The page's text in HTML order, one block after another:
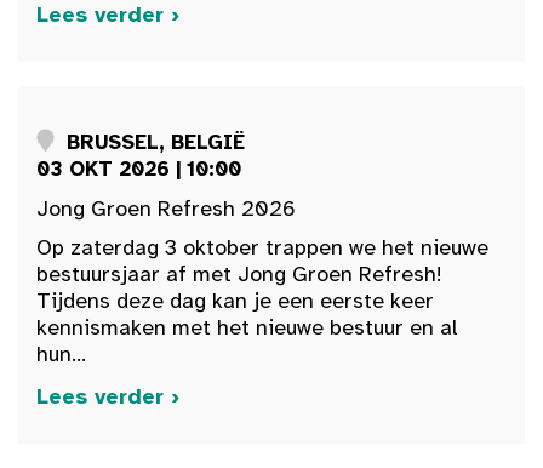
Lees verder ›
BRUSSEL, BELGIË
03 OKT 2026 | 10:00
Jong Groen Refresh 2026
Op zaterdag 3 oktober trappen we het nieuwe
bestuursjaar af met Jong Groen Refresh!
Tijdens deze dag kan je een eerste keer
kennismaken met het nieuwe bestuur en al
hun...
Lees verder ›